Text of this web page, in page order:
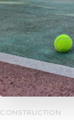
CONSTRUCTION